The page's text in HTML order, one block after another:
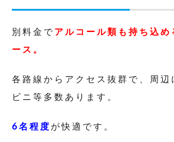
別料金で アルコール類も持ち込め
ース。
各路線からアクセス抜群で、周辺
ビニ等多数あります。
6名程度 が快適です。